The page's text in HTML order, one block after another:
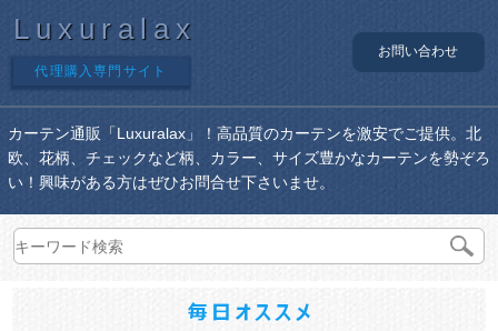
Luxuralax
代理購入専門サイト
お問い合わせ
カーテン通販「Luxuralax」！高品質のカーテンを激安でご提供。北
欧、花柄、チェックなど柄、カラー、サイズ豊かなカーテンを勢ぞろ
い！興味がある方はぜひお問合せ下さいませ。